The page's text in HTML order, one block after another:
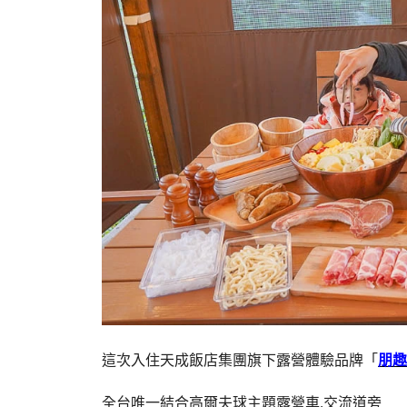
這次入住天成飯店集團旗下露營體驗品牌「朋趣
全台唯一結合高爾夫球主題露營車,交流道旁